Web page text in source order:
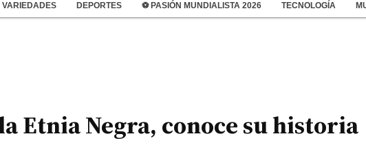
VARIEDADES DEPORTES ⚽ PASIÓN MUNDIALISTA 2026 TECNOLOGÍA
Etnia Negra, conoce su historia